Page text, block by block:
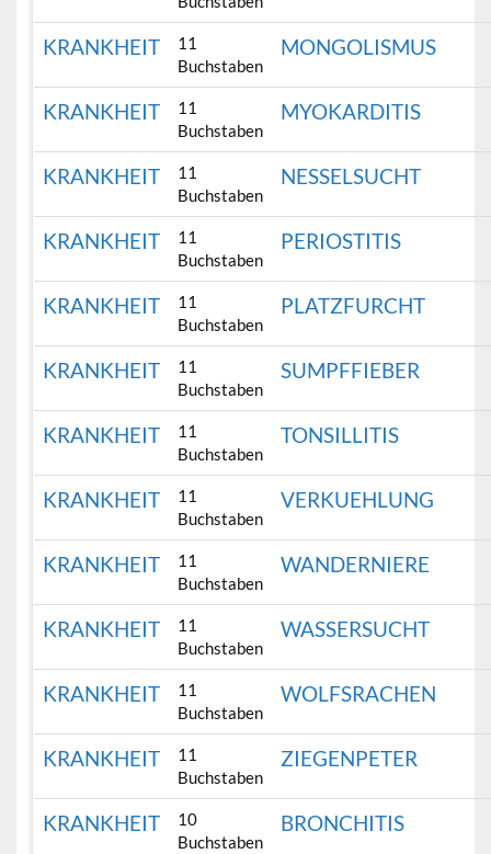
KRANKHEIT
11
Buchstaben
MONGOLISMUS
KRANKHEIT
11
Buchstaben
MYOKARDITIS
KRANKHEIT
11
Buchstaben
NESSELSUCHT
KRANKHEIT
11
Buchstaben
PERIOSTITIS
KRANKHEIT
11
Buchstaben
PLATZFURCHT
KRANKHEIT
11
Buchstaben
SUMPFFIEBER
KRANKHEIT
11
Buchstaben
TONSILLITIS
KRANKHEIT
11
Buchstaben
VERKUEHLUNG
KRANKHEIT
11
Buchstaben
WANDERNIERE
KRANKHEIT
11
Buchstaben
WASSERSUCHT
KRANKHEIT
11
Buchstaben
WOLFSRACHEN
KRANKHEIT
11
Buchstaben
ZIEGENPETER
KRANKHEIT
10
Buchstaben
BRONCHITIS